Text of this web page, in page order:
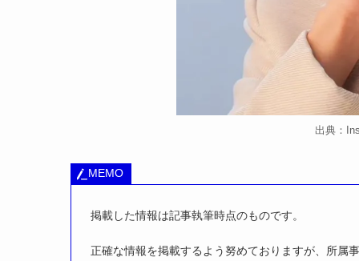
出典：
MEMO
掲載した情報は記事執筆時点のものです。
正確な情報を掲載するよう努めておりますが、所属